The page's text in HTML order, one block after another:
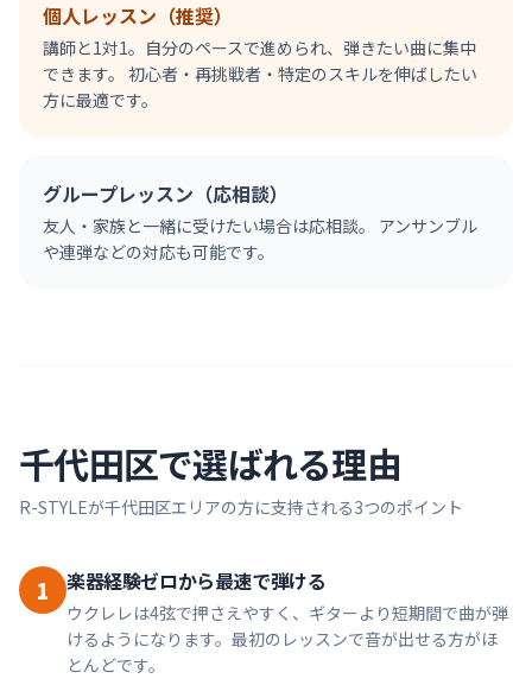
個人レッスン（推奨）
講師と1対1。自分のペースで進められ、弾きたい曲に集中
できます。 初心者・再挑戦者・特定のスキルを伸ばしたい
方に最適です。
グループレッスン（応相談）
友人・家族と一緒に受けたい場合は応相談。 アンサンブル
や連弾などの対応も可能です。
千代田区で選ばれる理由
R-STYLEが千代田区エリアの方に支持される3つのポイント
1 楽器経験ゼロから最速で弾ける
ウクレレは4弦で押さえやすく、ギターより短期間で曲が弾
けるようになります。最初のレッスンで音が出せる方がほ
とんどです。